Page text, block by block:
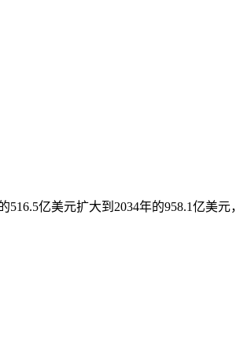
516.5亿美元扩大到2034年的958.1亿美